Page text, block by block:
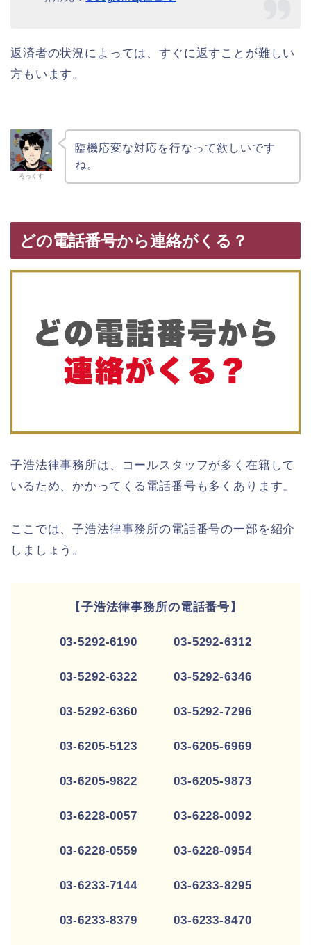
返済者の状況によっては、すぐに返すことが難しい
方もいます。
ろっくす
臨機応変な対応を行なって欲しいです
ね。
どの電話番号から連絡がくる？
子浩法律事務所は、コールスタッフが多く在籍して
いるため、かかってくる電話番号も多くあります。
ここでは、子浩法律事務所の電話番号の一部を紹介
しましょう。
【子浩法律事務所の電話番号】
03-5292-6190 03-5292-6312
03-5292-6322 03-5292-6346
03-5292-6360 03-5292-7296
03-6205-5123 03-6205-6969
03-6205-9822 03-6205-9873
03-6228-0057 03-6228-0092
03-6228-0559 03-6228-0954
03-6233-7144 03-6233-8295
03-6233-8379 03-6233-8470